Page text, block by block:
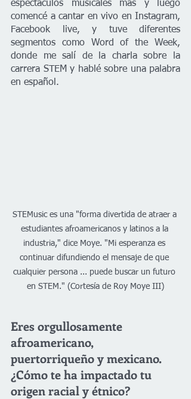
espectáculos musicales más y luego
comencé a cantar en vivo en Instagram,
Facebook live, y tuve diferentes
segmentos como Word of the Week,
donde me salí de la charla sobre la
carrera STEM y hablé sobre una palabra
en español.
STEMusic es una "forma divertida de atraer a
estudiantes afroamericanos y latinos a la
industria," dice Moye. "Mi esperanza es
continuar difundiendo el mensaje de que
cualquier persona ... puede buscar un futuro
en STEM." (Cortesía de Roy Moye III)
Eres orgullosamente
afroamericano,
puertorriqueño y mexicano.
¿Cómo te ha impactado tu
origen racial y étnico?